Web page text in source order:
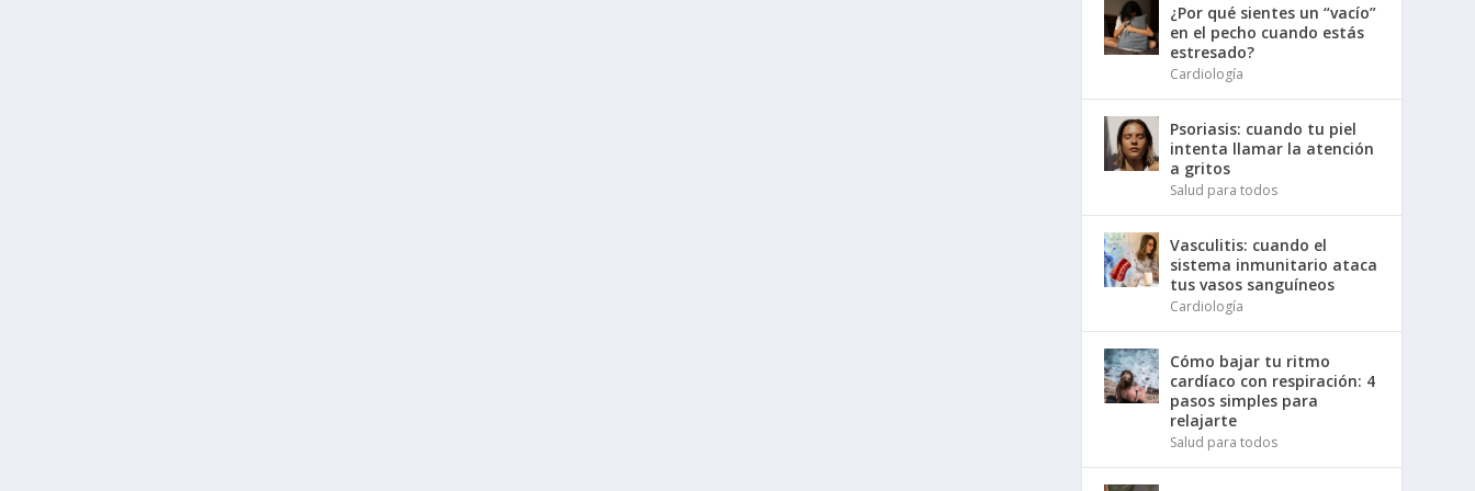
¿Por qué sientes un “vacío”
en el pecho cuando estás
estresado?
Cardiología
Psoriasis: cuando tu piel
intenta llamar la atención
a gritos
Salud para todos
Vasculitis: cuando el
sistema inmunitario ataca
tus vasos sanguíneos
Cardiología
Cómo bajar tu ritmo
cardíaco con respiración: 4
pasos simples para
relajarte
Salud para todos